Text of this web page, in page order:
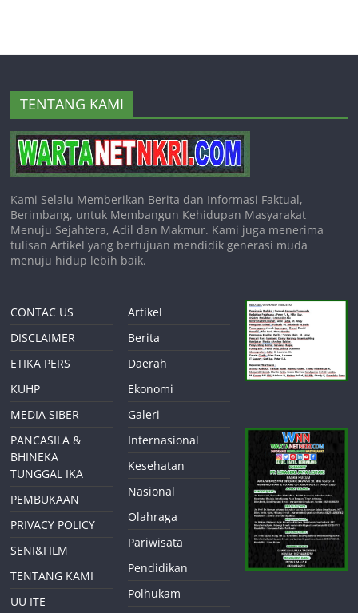
TENTANG KAMI
Kami Selalu Memberikan Berita dan Informasi Faktual,
Berimbang, untuk Membangun Kehidupan Masyarakat
Menuju Sejahtera, Adil dan Makmur. Kami juga menerima
tulisan Artikel yang bertujuan mendidik generasi muda
menuju hidup lebih baik.
CONTAC US
DISCLAIMER
ETIKA PERS
KUHP
MEDIA SIBER
PANCASILA &
BHINEKA
TUNGGAL IKA
PEMBUKAAN
PRIVACY POLICY
SENI&FILM
TENTANG KAMI
UU ITE
Artikel
Berita
Daerah
Ekonomi
Galeri
Internasional
Kesehatan
Nasional
Olahraga
Pariwisata
Pendidikan
Polhukam